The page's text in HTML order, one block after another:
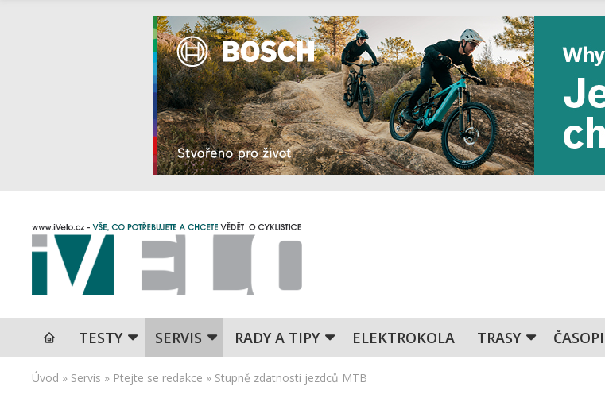
TESTY SERVIS RADY A TIPY ELEKTROKOLA TRASY
Úvod » Servis » Ptejte se redakce » Stupně zdatnosti jezdců MTB